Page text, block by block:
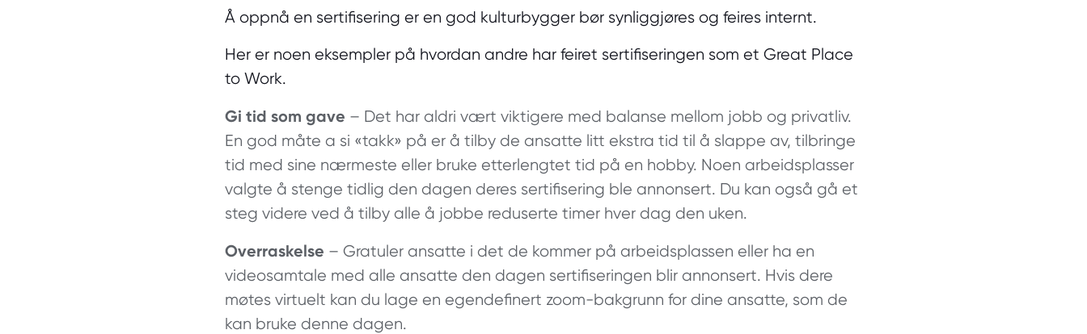
Å oppnå en sertifisering er en god kulturbygger bør synliggjøres og feires internt.
Her er noen eksempler på hvordan andre har feiret sertifiseringen som et Great Place
to Work.
Gi tid som gave – Det har aldri vært viktigere med balanse mellom jobb og privatliv.
En god måte a si «takk» på er å tilby de ansatte litt ekstra tid til å slappe av, tilbringe
tid med sine nærmeste eller bruke etterlengtet tid på en hobby. Noen arbeidsplasser
valgte å stenge tidlig den dagen deres sertifisering ble annonsert. Du kan også gå et
steg videre ved å tilby alle å jobbe reduserte timer hver dag den uken.
Overraskelse – Gratuler ansatte i det de kommer på arbeidsplassen eller ha en
videosamtale med alle ansatte den dagen sertifiseringen blir annonsert. Hvis dere
møtes virtuelt kan du lage en egendefinert zoom-bakgrunn for dine ansatte, som de
kan bruke denne dagen.